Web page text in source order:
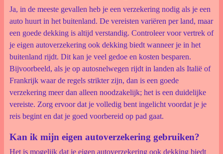
Ja, in de meeste gevallen heb je een verzekering nodig als je een
auto huurt in het buitenland. De vereisten variëren per land, maar
een goede dekking is altijd verstandig. Controleer voor vertrek of
je eigen autoverzekering ook dekking biedt wanneer je in het
buitenland rijdt. Dit kan je veel gedoe en kosten besparen.
Bijvoorbeeld, als je op autosnelwegen rijdt in landen als Italië of
Frankrijk waar de regels strikter zijn, dan is een goede
verzekering meer dan alleen noodzakelijk; het is een duidelijke
vereiste. Zorg ervoor dat je volledig bent ingelicht voordat je je
reis begint en dat je goed voorbereid op pad gaat.
Kan ik mijn eigen autoverzekering gebruiken?
Het is mogelijk dat je eigen autoverzekering ook dekking biedt